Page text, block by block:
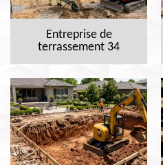
Entreprise de
terrassement 34